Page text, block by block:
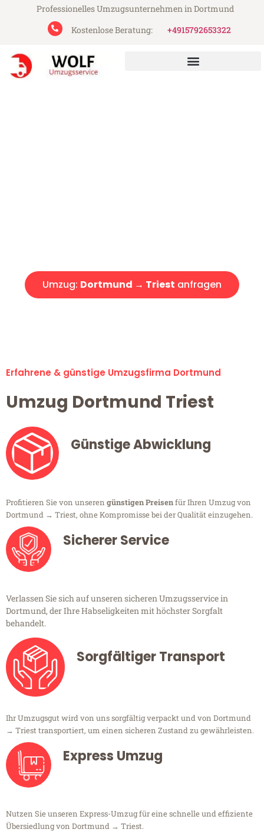
Professionelles Umzugsunternehmen in Dortmund
Kostenlose Beratung:
+4915792653322
Umzug: Dortmund → Triest anfragen
Erfahrene & günstige Umzugsfirma Dortmund
Umzug Dortmund Triest
Günstige Abwicklung
Profitieren Sie von unseren günstigen Preisenfür Ihren Umzug von
Dortmund → Triest, ohne Kompromisse bei der Qualität einzugehen.
Sicherer Service
Verlassen Sie sich auf unseren sicheren Umzugsservice in
Dortmund, der Ihre Habseligkeiten mit höchster Sorgfalt
behandelt.
Sorgfältiger Transport
Ihr Umzugsgut wird von uns sorgfältig verpackt und von Dortmund
→ Triest transportiert, um einen sicheren Zustand zu gewährleisten.
Express Umzug
Nutzen Sie unseren Express-Umzug für eine schnelle und effiziente
Übersiedlung von Dortmund → Triest.